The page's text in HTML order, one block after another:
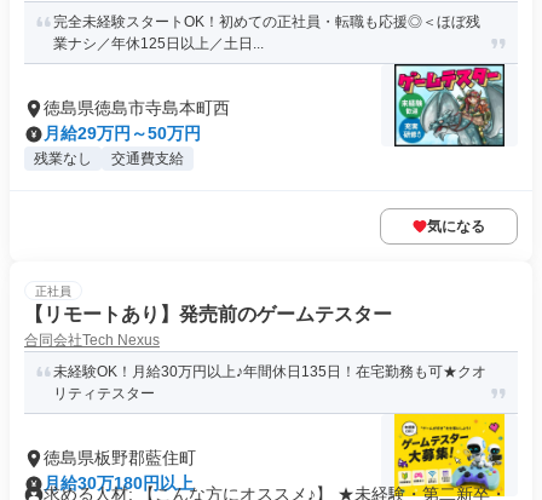
完全未経験スタートOK！初めての正社員・転職も応援◎＜ほぼ残
業ナシ／年休125日以上／土日...
徳島県徳島市寺島本町西
月給29万円～50万円
残業なし 交通費支給
気になる
正社員
【リモートあり】発売前のゲームテスター
合同会社Tech Nexus
未経験OK！月給30万円以上♪年間休日135日！在宅勤務も可★クオ
リティテスター
徳島県板野郡藍住町
月給30万180円以上
求める人材: 【こんな方にオススメ♪】 ★未経験・第二新卒・